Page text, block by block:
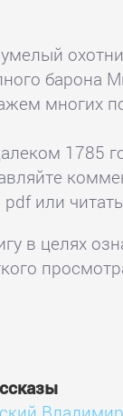
барона
многих
1785
или
в целях